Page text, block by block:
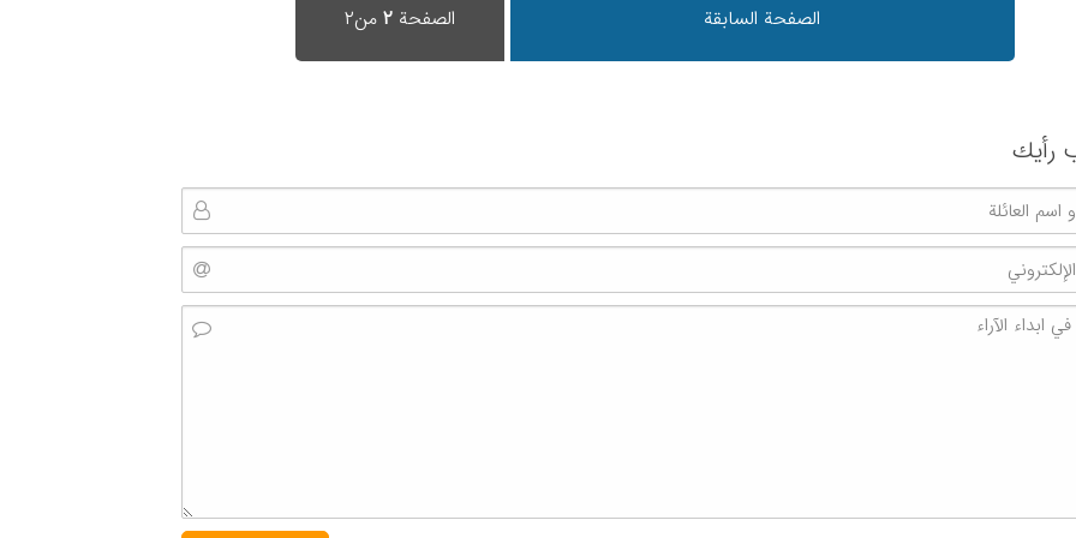
الصفحة السابقة الصفحة۲ من۲
رأیك